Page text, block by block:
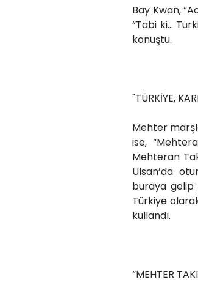
Bay Kwan,
“Tabi ki…
konuştu.
"TÜRKİYE,
Mehter
ise,
Mehteran
Ulsan’da
buraya gelip
Türkiye
kullandı.
“MEHTER